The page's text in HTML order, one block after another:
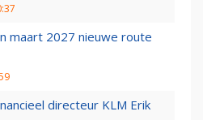
maart 2027 nieuwe route
directeur KLM Erik